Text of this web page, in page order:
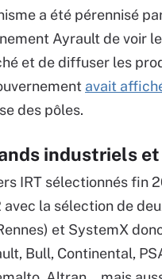
a été pérennisé
Ayrault de voir
et de diffuser les
avait
des pôles.
industriels et
IRT sélectionnés fin
la sélection de
et SystemX
Bull, Continental,